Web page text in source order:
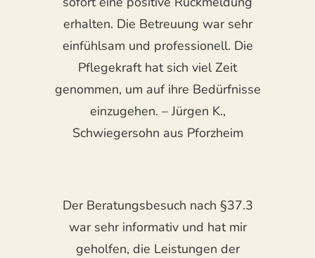
erhalten. Die Betreuung war sehr
einfühlsam und professionell. Die
Pflegekraft hat sich viel Zeit
genommen, um auf ihre Bedürfnisse
einzugehen. – Jürgen K.,
Schwiegersohn aus Pforzheim
Der Beratungsbesuch nach §37.3
war sehr informativ und hat mir
geholfen, die Leistungen der